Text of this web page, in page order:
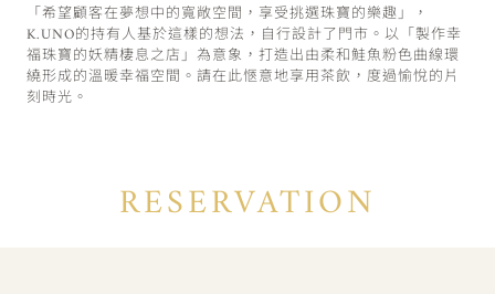
「希望顧客在夢想中的寬敞空間，享受挑選珠寶的樂趣」，
K.UNO的持有人基於這樣的想法，自行設計了門市。以「製作幸
福珠寶的妖精棲息之店」為意象，打造出由柔和鮭魚粉色曲線環
繞形成的溫暖幸福空間。請在此愜意地享用茶飲，度過愉悅的片
刻時光。
RESERVATION